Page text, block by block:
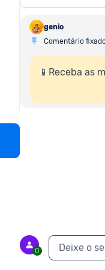
genio
Comentário
📱Receba as
0 Deixe o